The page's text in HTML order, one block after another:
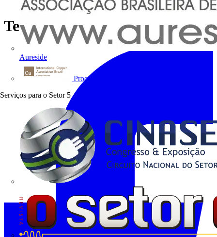
Aureside
Procobre
Serviços para o Setor 5
Tecnologias de Medição